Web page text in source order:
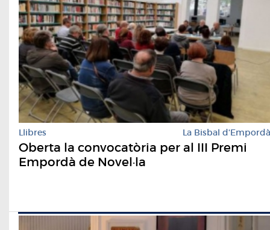
Llibres La Bisbal d'Empordà
Oberta la convocatòria per al III Premi
Empordà de Novel·la